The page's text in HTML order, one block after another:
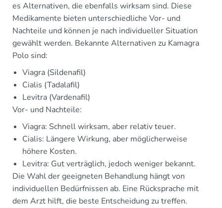
es Alternativen, die ebenfalls wirksam sind. Diese
Medikamente bieten unterschiedliche Vor- und
Nachteile und können je nach individueller Situation
gewählt werden. Bekannte Alternativen zu Kamagra
Polo sind:
Viagra (Sildenafil)
Cialis (Tadalafil)
Levitra (Vardenafil)
Vor- und Nachteile:
Viagra: Schnell wirksam, aber relativ teuer.
Cialis: Längere Wirkung, aber möglicherweise
höhere Kosten.
Levitra: Gut verträglich, jedoch weniger bekannt.
Die Wahl der geeigneten Behandlung hängt von
individuellen Bedürfnissen ab. Eine Rücksprache mit
dem Arzt hilft, die beste Entscheidung zu treffen.